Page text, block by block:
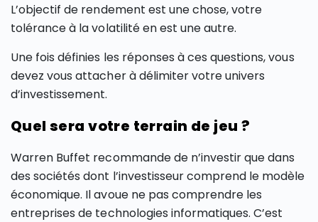
L’objectif de rendement est une chose, votre
tolérance à la volatilité en est une autre.
Une fois définies les réponses à ces questions, vous
devez vous attacher à délimiter votre univers
d’investissement.
Quel sera votre terrain de jeu ?
Warren Buffet recommande de n’investir que dans
des sociétés dont l’investisseur comprend le modèle
économique. Il avoue ne pas comprendre les
entreprises de technologies informatiques. C’est